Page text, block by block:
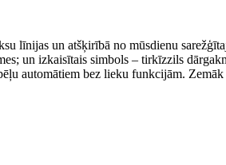
līnijas un atšķirībā no mūsdienu
un izkaisītais simbols – tirkīzzils
automātiem bez lieku funkcijām. Zemāk